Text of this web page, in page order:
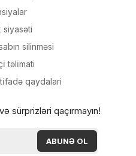
siyasəti
silinməsi
təli̇mati
qaydalari
sürprizləri qaçırmayın!